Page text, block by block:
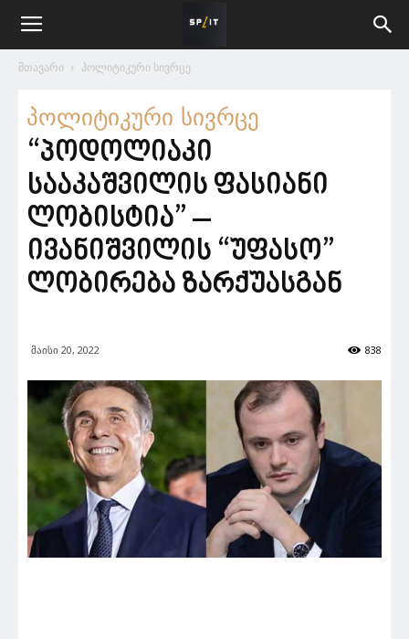
მთავარი პოლიტიკური სივრცე
პოლიტიკური სივრცე
“პოდოლიაკი
სააკაშვილის ფასიანი
ლობისტია” –
ივანიშვილის “უფასო”
ლობირება ზარქუასგან
მაისი 20, 2022 838